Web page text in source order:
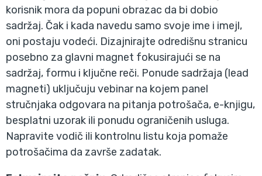
korisnik mora da popuni obrazac da bi dobio
sadržaj. Čak i kada navedu samo svoje ime i imejl,
oni postaju vodeći. Dizajnirajte odredišnu stranicu
posebno za glavni magnet fokusirajući se na
sadržaj, formu i ključne reči. Ponude sadržaja (lead
magneti) uključuju vebinar na kojem panel
stručnjaka odgovara na pitanja potrošača, e-knjigu,
besplatni uzorak ili ponudu ograničenih usluga.
Napravite vodič ili kontrolnu listu koja pomaže
potrošačima da završe zadatak.